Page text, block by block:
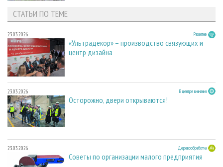
СТАТЬИ ПО ТЕМЕ
23.03.2026 Развитие
«Ультрадекор» – производство связующих и
центр дизайна
23.03.2026 В центре внимания
Осторожно, двери открываются!
23.03.2026 Деревообработка
Советы по организации малого предприятия